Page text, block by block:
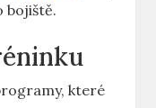
bojiště.
které